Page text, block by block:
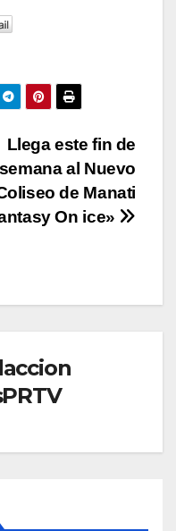
Llega este fin de
semana al Nuevo
de Manati
On ice»